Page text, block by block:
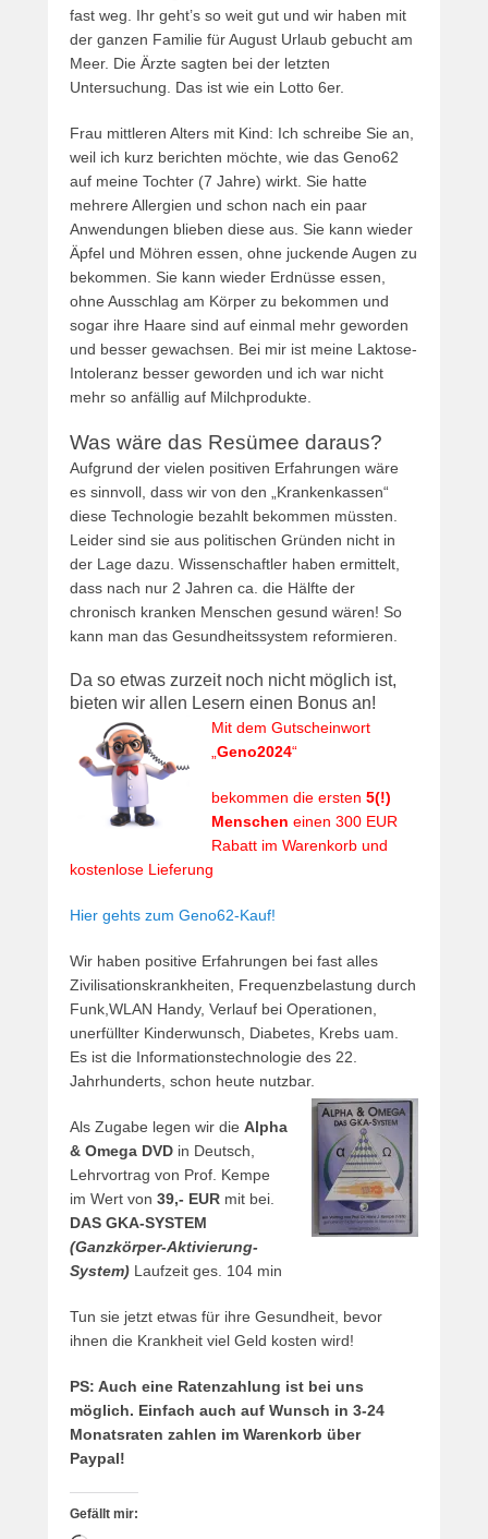
fast weg. Ihr geht’s so weit gut und wir haben mit
der ganzen Familie für August Urlaub gebucht am
Meer. Die Ärzte sagten bei der letzten
Untersuchung. Das ist wie ein Lotto 6er.
Frau mittleren Alters mit Kind: Ich schreibe Sie an,
weil ich kurz berichten möchte, wie das Geno62
auf meine Tochter (7 Jahre) wirkt. Sie hatte
mehrere Allergien und schon nach ein paar
Anwendungen blieben diese aus. Sie kann wieder
Äpfel und Möhren essen, ohne juckende Augen zu
bekommen. Sie kann wieder Erdnüsse essen,
ohne Ausschlag am Körper zu bekommen und
sogar ihre Haare sind auf einmal mehr geworden
und besser gewachsen. Bei mir ist meine Laktose-
Intoleranz besser geworden und ich war nicht
mehr so anfällig auf Milchprodukte.
Was wäre das Resümee daraus?
Aufgrund der vielen positiven Erfahrungen wäre
es sinnvoll, dass wir von den „Krankenkassen“
diese Technologie bezahlt bekommen müssten.
Leider sind sie aus politischen Gründen nicht in
der Lage dazu. Wissenschaftler haben ermittelt,
dass nach nur 2 Jahren ca. die Hälfte der
chronisch kranken Menschen gesund wären! So
kann man das Gesundheitssystem reformieren.
Da so etwas zurzeit noch nicht möglich ist,
bieten wir allen Lesern einen Bonus an!
Mit dem Gutscheinwort
Geno2024“
bekommen die ersten 5(!)
Menschen einen 300 EUR
Rabatt im Warenkorb und
kostenlose Lieferung
Hier gehts zum Geno62-Kauf!
Wir haben positive Erfahrungen bei fast alles
Zivilisationskrankheiten, Frequenzbelastung durch
Funk,WLAN Handy, Verlauf bei Operationen,
unerfüllter Kinderwunsch, Diabetes, Krebs uam.
Es ist die Informationstechnologie des 22.
Jahrhunderts, schon heute nutzbar.
Als Zugabe legen wir die Alpha
& Omega DVD in Deutsch,
Lehrvortrag von Prof. Kempe
im Wert von 39,- EUR mit bei.
DAS GKA-SYSTEM
(Ganzkörper-Aktivierung-
System) Laufzeit ges. 104 min
Tun sie jetzt etwas für ihre Gesundheit, bevor
ihnen die Krankheit viel Geld kosten wird!
PS: Auch eine Ratenzahlung ist bei uns
möglich. Einfach auch auf Wunsch in 3-24
Monatsraten zahlen im Warenkorb über
Paypal!
Gefällt mir: